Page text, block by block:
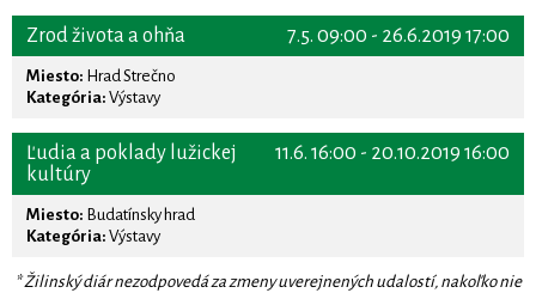
7.5. 09:00 - 26.6.2019 17:00
Zrod života a ohňa
Miesto: Hrad Strečno
Kategória: Výstavy
11.6. 16:00 - 20.10.2019 16:00
Ľudia a poklady lužickej
kultúry
Miesto: Budatínsky hrad
Kategória: Výstavy
* Žilinský diár nezodpovedá za zmeny uverejnených udalostí, nakoľko nie